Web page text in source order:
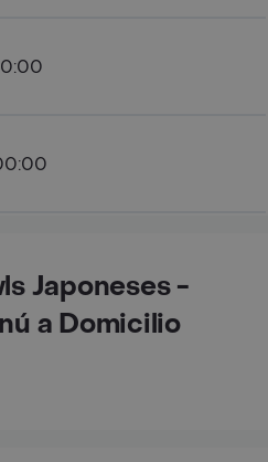
Japoneses -
a Domicilio